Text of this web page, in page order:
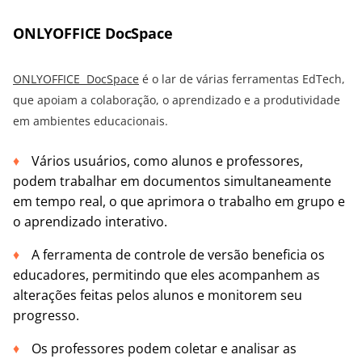
ONLYOFFICE DocSpace
ONLYOFFICE DocSpace é o lar de várias ferramentas EdTech,
que apoiam a colaboração, o aprendizado e a produtividade
em ambientes educacionais.
Vários usuários, como alunos e professores,
podem trabalhar em documentos simultaneamente
em tempo real, o que aprimora o trabalho em grupo e
o aprendizado interativo.
A ferramenta de controle de versão beneficia os
educadores, permitindo que eles acompanhem as
alterações feitas pelos alunos e monitorem seu
progresso.
Os professores podem coletar e analisar as